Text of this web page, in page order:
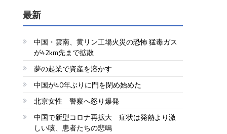
最新
中国・雲南、黄リン工場火災の恐怖 猛毒ガス
が42km先まで拡散
夢の起業で資産を溶かす
中国が40年ぶりに門を閉め始めた
北京女性 警察へ怒り爆発
中国で新型コロナ再拡大 症状は発熱より激
しい咳、患者たちの悲鳴